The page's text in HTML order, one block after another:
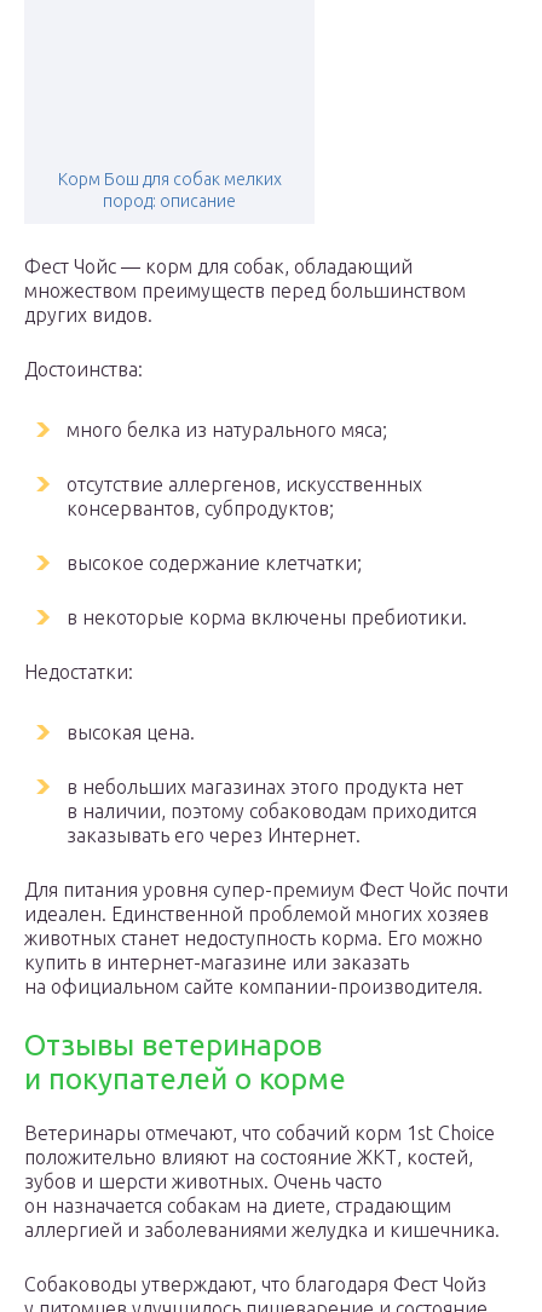
Корм Бош для собак мелких
пород: описание
Фест Чойс — корм для собак, обладающий
множеством преимуществ перед большинством
других видов.
Достоинства:
много белка из натурального мяса;
отсутствие аллергенов, искусственных
консервантов, субпродуктов;
высокое содержание клетчатки;
в некоторые корма включены пребиотики.
Недостатки:
высокая цена.
в небольших магазинах этого продукта нет
в наличии, поэтому собаководам приходится
заказывать его через Интернет.
Для питания уровня супер-премиум Фест Чойс почти
идеален. Единственной проблемой многих хозяев
животных станет недоступность корма. Его можно
купить в интернет-магазине или заказать
на официальном сайте компании-производителя.
Отзывы ветеринаров
и покупателей о корме
Ветеринары отмечают, что собачий корм 1st Choice
положительно влияют на состояние ЖКТ, костей,
зубов и шерсти животных. Очень часто
он назначается собакам на диете, страдающим
аллергией и заболеваниями желудка и кишечника.
Собаководы утверждают, что благодаря Фест Чойз